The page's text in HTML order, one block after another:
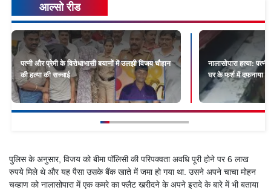
आल्सो रीड
पत्नी और प्रेमी के विरोधाभासी बयानों में उलझी विजय चौहान
की हत्या की सच्चाई
नालासोपारा हत्या:
घर के फर्श में दफनाया
पुलिस के अनुसार, विजय को बीमा पॉलिसी की परिपक्वता अवधि पूरी होने पर 6 लाख
रुपये मिले थे और यह पैसा उसके बैंक खाते में जमा हो गया था. उसने अपने चाचा मोहन
चव्हाण को नालासोपारा में एक कमरे का फ्लैट खरीदने के अपने इरादे के बारे में भी बताया